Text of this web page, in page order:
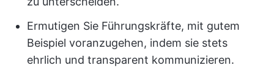
Ermutigen Sie Führungskräfte, mit gutem
Beispiel voranzugehen, indem sie stets
ehrlich und transparent kommunizieren.